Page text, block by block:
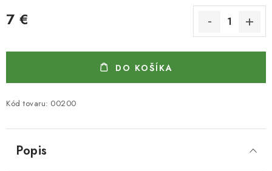
7 €
DO KOŠÍKA
Kód tovaru: 00200
Popis